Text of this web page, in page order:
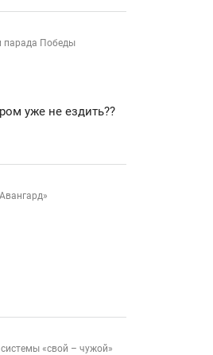
парада Победы
уже не ездить??
«свой – чужой»